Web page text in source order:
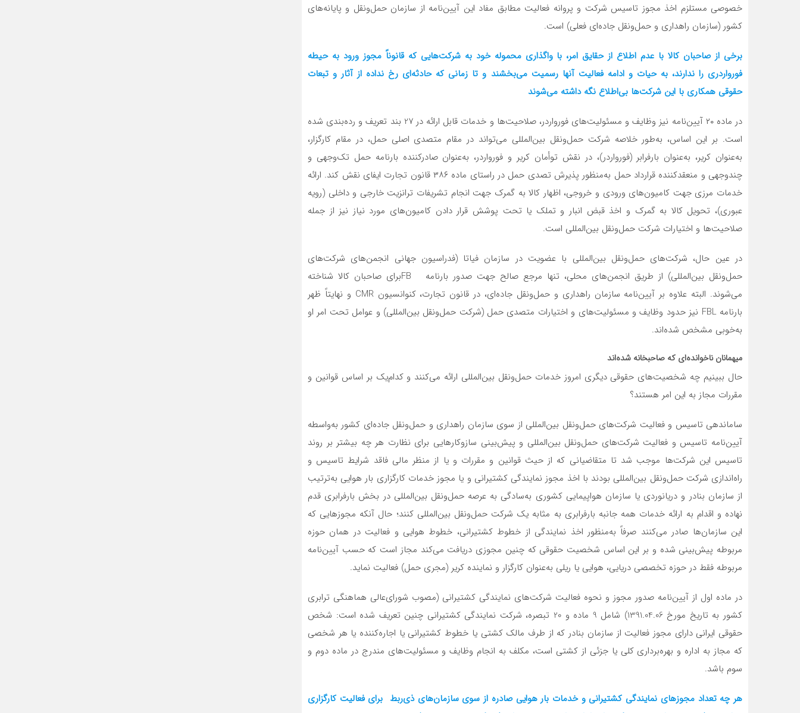
خصوصی مستلزم اخذ مجوز تاسیس شرکت و پروانه فعالیت مطابق مفاد این آیین‌نامه از سازمان حمل‌ونقل و پایانه‌های
کشور (سازمان راهداری و حمل‌ونقل جاده‌ای فعلی) است.
برخی از صاحبان کالا با عدم اطلاع از حقایق امر، با واگذاری محموله خود به شرکت‌هایی که قانوناً مجوز ورود به حیطه
فورواردری را ندارند، به حیات و ادامه فعالیت آنها رسمیت می‌بخشند و تا زمانی که حادثه‌ای رخ نداده از آثار و تبعات
حقوقی همکاری با این شرکت‌ها بی‌اطلاع نگه داشته می‌شوند
در ماده ۲۰ آیین‌نامه نیز وظایف و مسئولیت‌های فورواردر، صلاحیت‌ها و خدمات قابل ارائه در 27 بند تعریف و رده‌بندی شده
است. بر این اساس، به‌طور خلاصه شرکت حمل‌ونقل بین‌المللی می‌تواند در مقام متصدی اصلی حمل، در مقام کارگزار،
به‌عنوان کریر، به‌عنوان بارفرابر (فورواردر)، در نقش توأمان کریر و فورواردر، به‌عنوان صادرکننده بارنامه حمل تک‌وجهی و
چندوجهی و منعقدکننده قرارداد حمل به‌منظور پذیرش تصدی حمل در راستای ماده ۳۸۶ قانون تجارت ایفای نقش کند. ارائه
خدمات مرزی جهت کامیون‌های ورودی و خروجی، اظهار کالا به گمرک جهت انجام تشریفات ترانزیت خارجی و داخلی (رویه
عبوری)، تحویل کالا به گمرک و اخذ قبض انبار و تملک یا تحت پوشش قرار دادن کامیون‌های مورد نیاز نیز از جمله
صلاحیت‌ها و اختیارات شرکت حمل‌ونقل بین‌المللی است.
در عین حال، شرکت‌های حمل‌ونقل بین‌المللی با عضویت در سازمان فیاتا (فدراسیون جهانی انجمن‌های شرکت‌های
حمل‌ونقل بین‌المللی) از طریق انجمن‌های محلی، تنها مرجع صالح جهت صدور بارنامه FBبرای صاحبان کالا شناخته
می‌شوند. البته علاوه بر آیین‌نامه سازمان راهداری و حمل‌ونقل جاده‌ای، در قانون تجارت، کنوانسیون CMR و نهایتاً ظهر
بارنامه FBL نیز حدود وظایف و مسئولیت‌های و اختیارات متصدی حمل (شرکت حمل‌ونقل بین‌المللی) و عوامل تحت امر او
به‌خوبی مشخص شده‌اند.
میهمانان ناخوانده‌ای که صاحبخانه شده‌اند
حال ببینیم چه شخصیت‌های حقوقی دیگری امروز خدمات حمل‌ونقل بین‌المللی ارائه می‌کنند و کدام‌یک بر اساس قوانین و
مقررات مجاز به این امر هستند؟
ساماندهی تاسیس و فعالیت شرکت‌های حمل‌ونقل بین‌المللی از سوی سازمان راهداری و حمل‌ونقل جاده‌ای کشور به‌واسطه
آیین‌نامه تاسیس و فعالیت شرکت‌های حمل‌ونقل بین‌المللی و پیش‌بینی سازوکارهایی برای نظارت هر چه بیشتر بر روند
تاسیس این شرکت‌ها موجب شد تا متقاضیانی که از حیث قوانین و مقررات و یا از منظر مالی فاقد شرایط تاسیس و
راه‌اندازی شرکت حمل‌ونقل بین‌المللی بودند با اخذ مجوز نمایندگی کشتیرانی و یا مجوز خدمات کارگزاری بار هوایی به‌ترتیب
از سازمان بنادر و دریانوردی یا سازمان هواپیمایی کشوری به‌سادگی به عرصه حمل‌ونقل بین‌المللی در بخش بارفرابری قدم
نهاده و اقدام به ارائه خدمات همه جانبه بارفرابری به مثابه یک شرکت حمل‌ونقل بین‌المللی کنند؛ حال آنکه مجوزهایی که
این سازمان‌ها صادر می‌کنند صرفاً به‌منظور اخذ نمایندگی از خطوط کشتیرانی، خطوط هوایی و فعالیت در همان حوزه
مربوطه پیش‌بینی شده و بر این اساس شخصیت حقوقی که چنین مجوزی دریافت می‌کند مجاز است که حسب آیین‌نامه
مربوطه فقط در حوزه تخصصی دریایی، هوایی یا ریلی به‌عنوان کارگزار و نماینده کریر (مجری حمل) فعالیت نماید.
در ماده اول از آیین‌نامه صدور مجوز و نحوه فعالیت شرکت‌های نمایندگی کشتیرانی (مصوب شورای‌عالی هماهنگی ترابری
کشور به تاریخ مورخ 1391.04.06) شامل 9 ماده و 20 تبصره، شرکت نمایندگی کشتیرانی چنین تعریف شده است: شخص
حقوقی ایرانی دارای مجوز فعالیت از سازمان بنادر که از طرف مالک کشتی یا خطوط کشتیرانی یا اجاره‌کننده یا هر شخصی
که مجاز به اداره و بهره‌برداری کلی یا جزئی از کشتی است، مکلف به انجام وظایف و مسئولیت‌های مندرج در ماده دوم و
سوم باشد.
هر چه تعداد مجوزهای نمایندگی کشتیرانی و خدمات بار هوایی صادره از سوی سازمان‌های ذی‌ربط برای فعالیت کارگزاری